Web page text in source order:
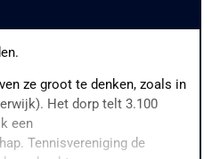
ze groot te denken, zoals in
Het dorp telt 3.100
een
Tennisvereniging de